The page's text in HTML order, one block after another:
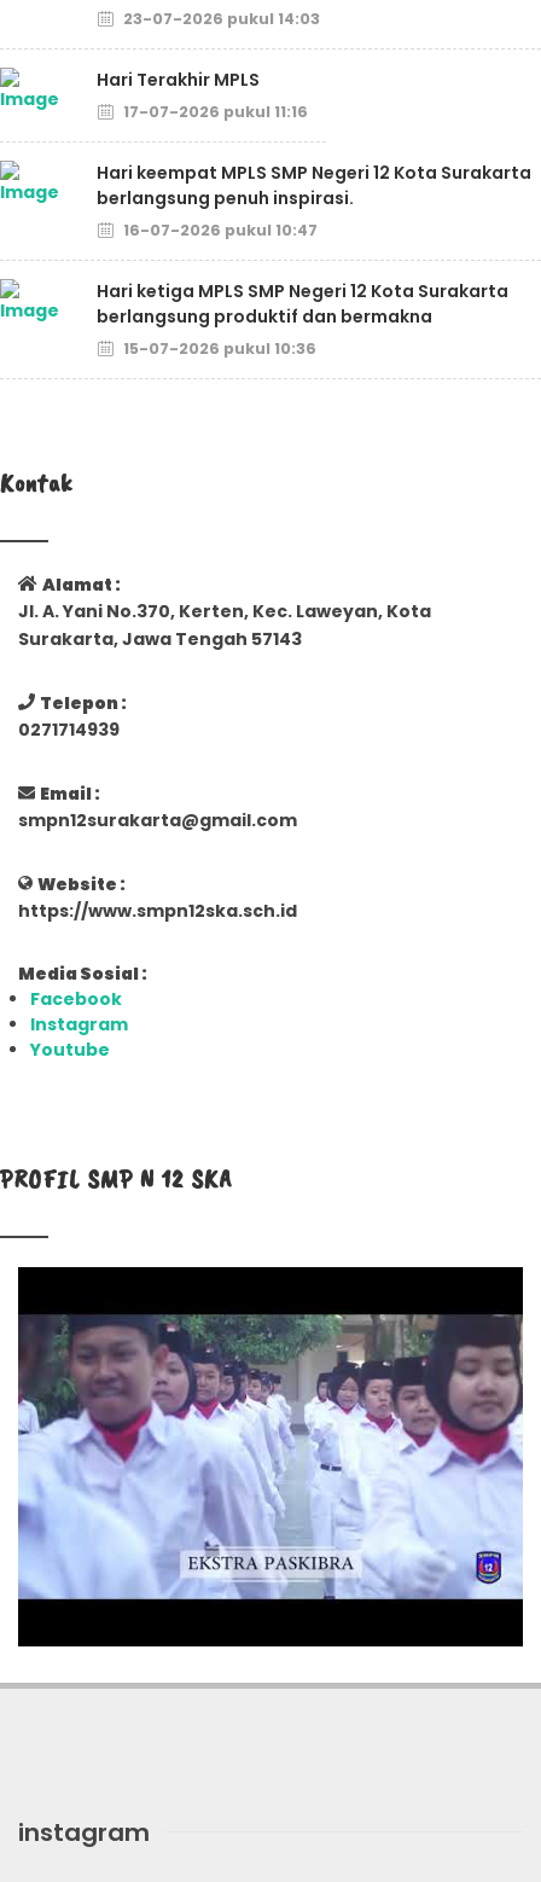
23-07-2026 pukul 14:03
Hari Terakhir MPLS
17-07-2026 pukul 11:16
Hari keempat MPLS SMP Negeri 12 Kota Surakarta
berlangsung penuh inspirasi.
16-07-2026 pukul 10:47
Hari ketiga MPLS SMP Negeri 12 Kota Surakarta
berlangsung produktif dan bermakna
15-07-2026 pukul 10:36
Kontak
Alamat :
Jl. A. Yani No.370, Kerten, Kec. Laweyan, Kota
Surakarta, Jawa Tengah 57143
Telepon :
0271714939
Email :
smpn12surakarta@gmail.com
Website :
https://www.smpn12ska.sch.id
Media Sosial :
Facebook
Instagram
Youtube
PROFIL SMP N 12 SKA
instagram